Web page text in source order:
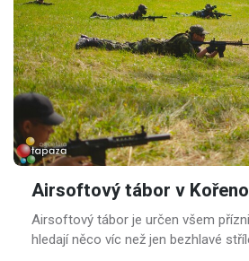
Airsoftový tábor v
Airsoftový tábor je určen všem
hledají něco víc než jen bezhlavé